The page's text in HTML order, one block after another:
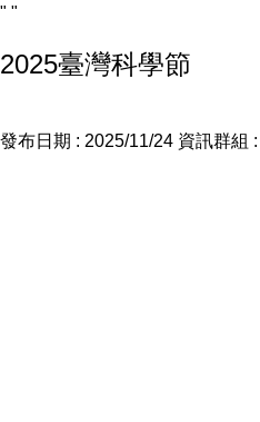
" "
2025臺灣科學節
發布日期 : 2025/11/24 資訊群組 :